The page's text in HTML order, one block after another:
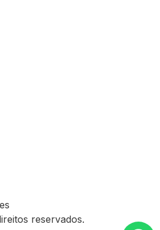
reservados.